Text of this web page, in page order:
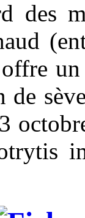
des
offre